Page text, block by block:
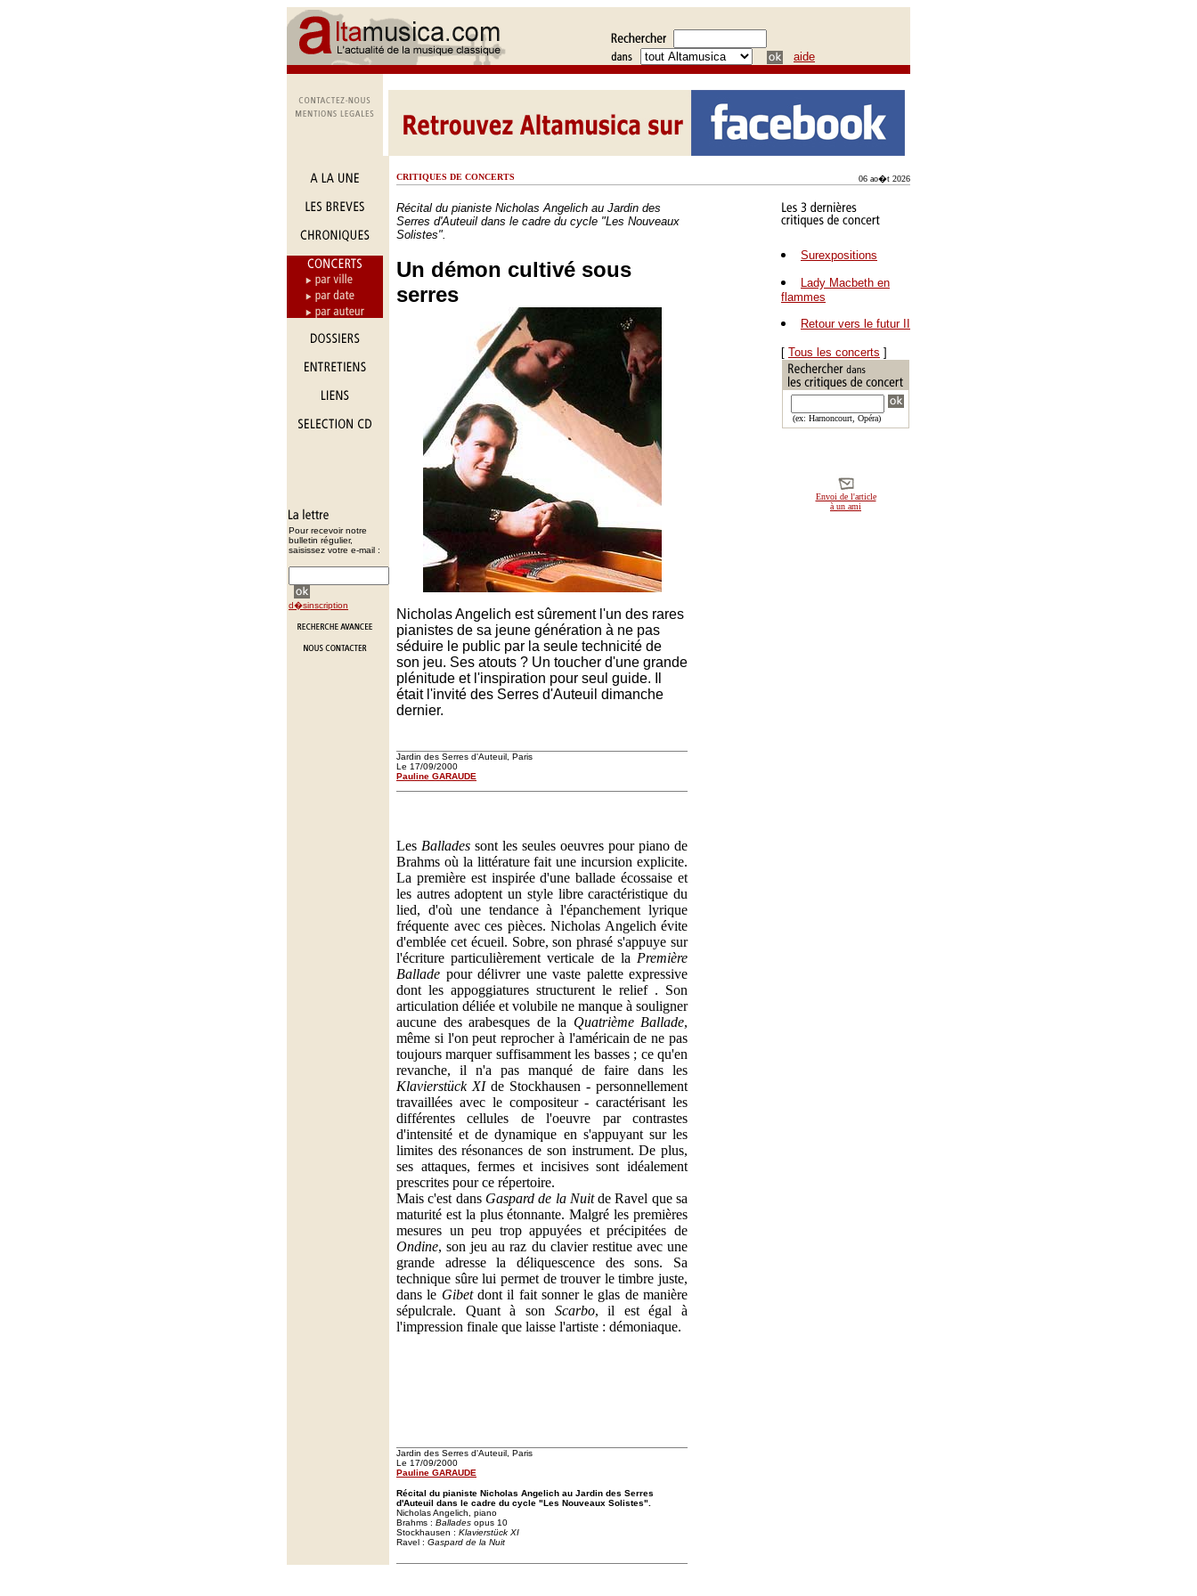
aide
Pour recevoir notre
bulletin régulier,
saisissez votre e-mail :
d�sinscription
CRITIQUES DE CONCERTS 06 ao�t 2026
Récital du pianiste Nicholas Angelich au Jardin des
Serres d'Auteuil dans le cadre du cycle "Les Nouveaux
Solistes".
Un démon cultivé sous
serres
Nicholas Angelich est sûrement l'un des rares
pianistes de sa jeune génération à ne pas
séduire le public par la seule technicité de
son jeu. Ses atouts ? Un toucher d'une grande
plénitude et l'inspiration pour seul guide. Il
était l'invité des Serres d'Auteuil dimanche
dernier.
Jardin des Serres d'Auteuil, Paris
Le 17/09/2000
Pauline GARAUDE
Surexpositions
Lady Macbeth en
flammes
Retour vers le futur II
[ Tous les concerts ]
(ex: Harnoncourt, Opéra)
Envoi de l'article
à un ami
Les Ballades sont les seules oeuvres pour piano de
Brahms où la littérature fait une incursion explicite.
La première est inspirée d'une ballade écossaise et
les autres adoptent un style libre caractéristique du
lied, d'où une tendance à l'épanchement lyrique
fréquente avec ces pièces. Nicholas Angelich évite
d'emblée cet écueil. Sobre, son phrasé s'appuye sur
l'écriture particulièrement verticale de la Première
Ballade pour délivrer une vaste palette expressive
dont les appoggiatures structurent le relief . Son
articulation déliée et volubile ne manque à souligner
aucune des arabesques de la Quatrième Ballade,
même si l'on peut reprocher à l'américain de ne pas
toujours marquer suffisamment les basses ; ce qu'en
revanche, il n'a pas manqué de faire dans les
Klavierstück XIde Stockhausen - personnellement
travaillées avec le compositeur - caractérisant les
différentes cellules de l'oeuvre par contrastes
d'intensité et de dynamique en s'appuyant sur les
limites des résonances de son instrument. De plus,
ses attaques, fermes et incisives sont idéalement
prescrites pour ce répertoire.
Mais c'est dans Gaspard de la Nuitde Ravel que sa
maturité est la plus étonnante. Malgré les premières
mesures un peu trop appuyées et précipitées de
Ondine, son jeu au raz du clavier restitue avec une
grande adresse la déliquescence des sons. Sa
technique sûre lui permet de trouver le timbre juste,
dans le Gibetdont il fait sonner le glas de manière
sépulcrale. Quant à son Scarbo, il est égal à
l'impression finale que laisse l'artiste : démoniaque.
Jardin des Serres d'Auteuil, Paris
Le 17/09/2000
Pauline GARAUDE
Récital du pianiste Nicholas Angelich au Jardin des Serres
d'Auteuil dans le cadre du cycle "Les Nouveaux Solistes".
Nicholas Angelich, piano
Brahms : Ballades opus 10
Stockhausen : Klavierstück XI
Ravel : Gaspard de la Nuit